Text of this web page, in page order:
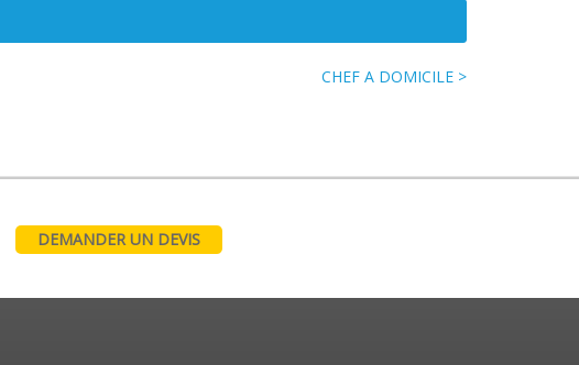
CHEF A DOMICILE >
DEMANDER UN DEVIS